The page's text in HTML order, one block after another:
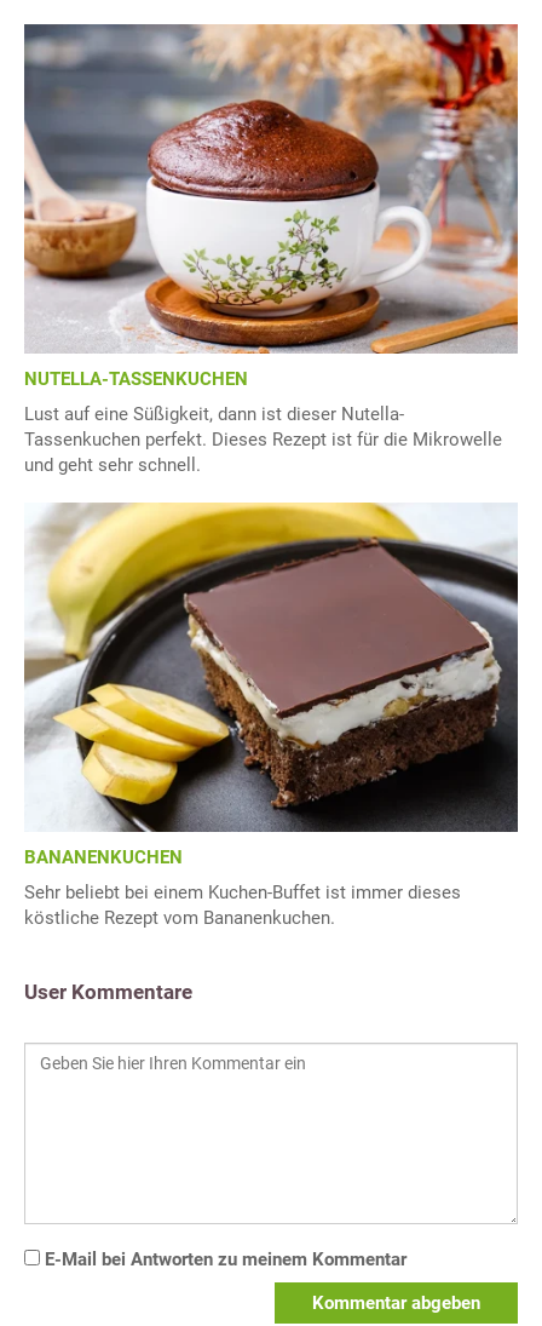
NUTELLA-TASSENKUCHEN
Lust auf eine Süßigkeit, dann ist dieser Nutella-
Tassenkuchen perfekt. Dieses Rezept ist für die Mikrowelle
und geht sehr schnell.
BANANENKUCHEN
Sehr beliebt bei einem Kuchen-Buffet ist immer dieses
köstliche Rezept vom Bananenkuchen.
User Kommentare
E-Mail bei Antworten zu meinem Kommentar
Kommentar abgeben